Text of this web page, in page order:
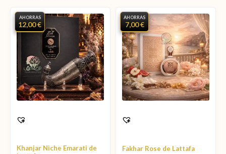
AHORRAS
12,00 €
Khanjar Niche Emarati de
AHORRAS
7,00 €
Fakhar Rose de Lattafa